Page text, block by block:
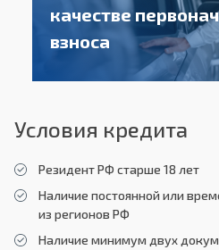
качестве
взноса
Условия кредита
Резидент РФ старше 18 лет
Наличие постоянной или
из регионов РФ
Наличие минимум двух